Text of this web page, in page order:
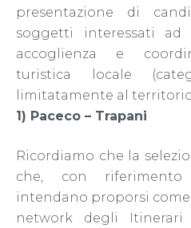
presentazione di
soggetti interessati ad
accoglienza e
turistica locale
limitatamente al
1) Paceco – Trapani
Ricordiamo che la
che, con riferimento
intendano proporsi
network degli